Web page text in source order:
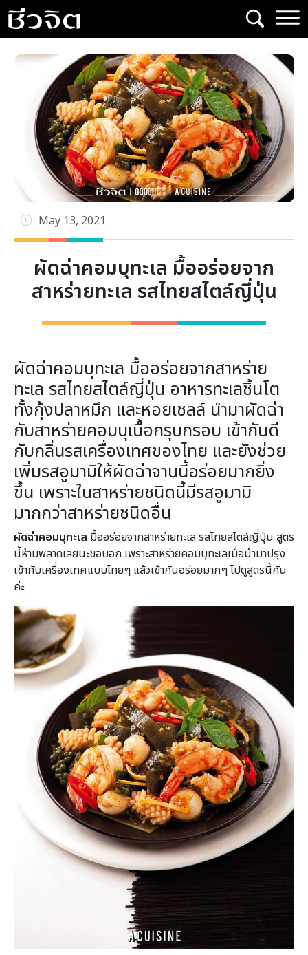
Skip
to
content
May 13, 2021
ผัดฉ่าคอมบุทะเล มื้ออร่อยจาก
สาหร่ายทะเล รสไทยสไตล์ญี่ปุ่น
ผัดฉ่าคอมบุทะเล มื้ออร่อยจากสาหร่าย
ทะเล รสไทยสไตล์ญี่ปุ่น อาหารทะเลชิ้นโต
ทั้งกุ้งปลาหมึก และหอยเชลล์ นำมาผัดฉ่า
กับสาหร่ายคอมบุเนื้อกรุบกรอบ เข้ากันดี
กับกลิ่นรสเครื่องเทศของไทย และยังช่วย
เพิ่มรสอูมามิให้ผัดฉ่าจานนี้อร่อยมากยิ่ง
ขึ้น เพราะในสาหร่ายชนิดนี้มีรสอูมามิ
มากกว่าสาหร่ายชนิดอื่น
ผัดฉ่าคอมบุทะเล มื้ออร่อยจากสาหร่ายทะเล รสไทยสไตล์ญี่ปุ่น สูตร
นี้ห้ามพลาดเลยนะขอบอก เพราะสาหร่ายคอมบุทะเลเมื่อนำมาปรุง
เข้ากับเครื่องเทศแบบไทยๆ แล้วเข้ากันอร่อยมากๆ ไปดูสูตรนี้กัน
ค่ะ